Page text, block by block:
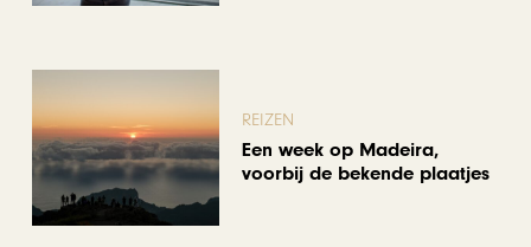
REIZEN
Een week op Madeira,
voorbij de bekende plaatjes